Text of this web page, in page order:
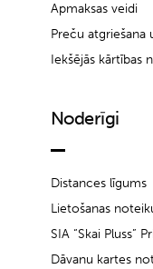
Apmaksas veidi
Preču atgriešana
Iekšējās kārtības
Noderīgi
Distances līgums
Lietošanas
SIA “Skai Pluss”
Dāvanu kartes